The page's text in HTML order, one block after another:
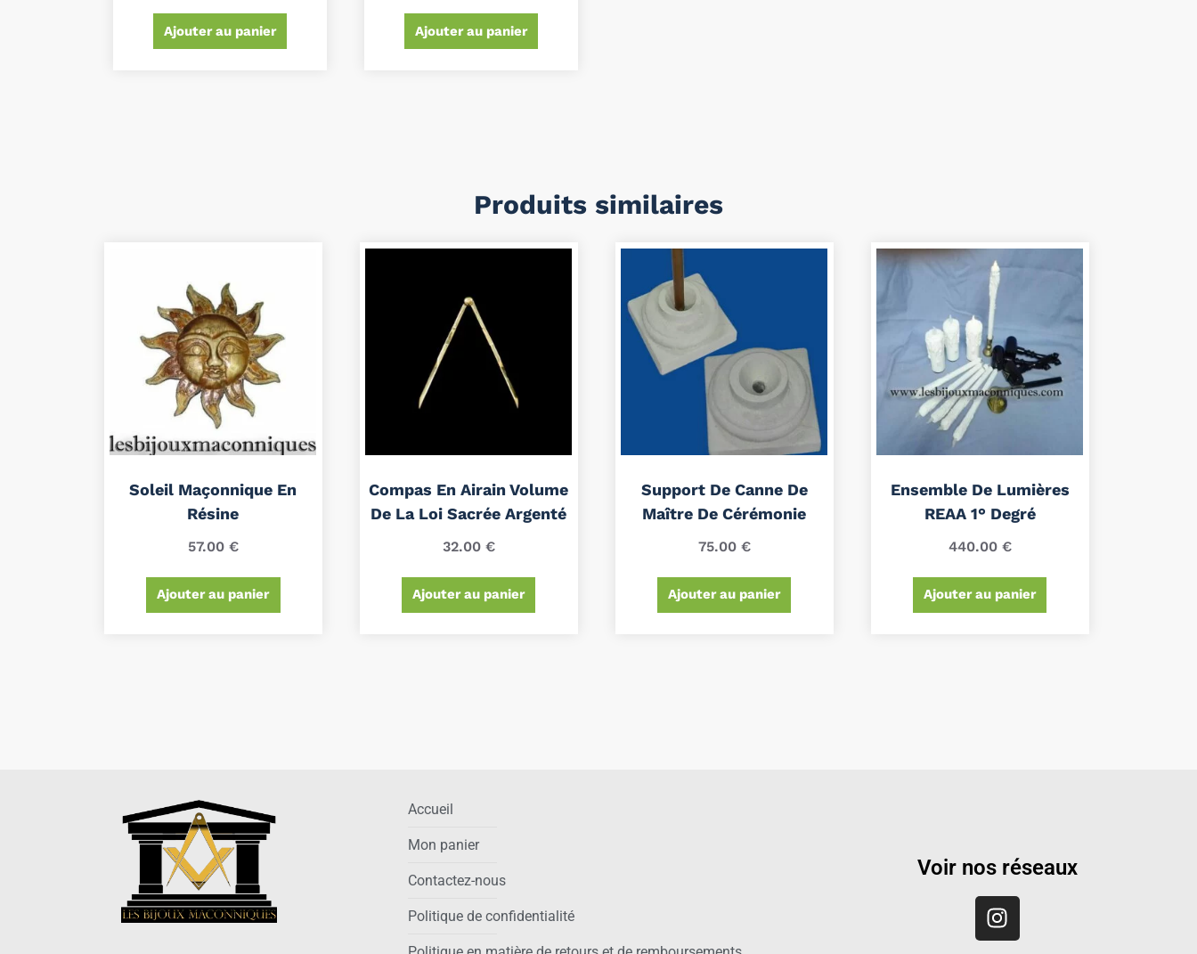
Ajouter au panier Ajouter au panier
Produits similaires
Soleil Maçonnique En
Résine
57.00 €
Ajouter au panier
Compas En Airain Volume
De La Loi Sacrée Argenté
32.00 €
Ajouter au panier
Support De Canne De
Maître De Cérémonie
75.00 €
Ajouter au panier
Ensemble De Lumières
REAA 1° Degré
440.00 €
Ajouter au panier
Accueil
Mon panier
Contactez-nous
Politique de confidentialité
Voir nos réseaux